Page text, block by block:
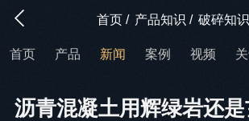
首页 / 产品知识 / 破碎知识
首页 产品 新闻 案例 视频
沥青混凝土用辉绿岩还是